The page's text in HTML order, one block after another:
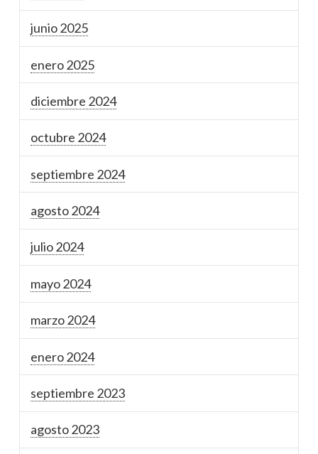
junio 2025
enero 2025
diciembre 2024
octubre 2024
septiembre 2024
agosto 2024
julio 2024
mayo 2024
marzo 2024
enero 2024
septiembre 2023
agosto 2023